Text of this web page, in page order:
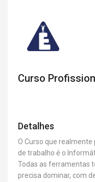
Curso
Detalhes
O Curso que
de trabalho é o
Todas as ferramentas
precisa dominar, com